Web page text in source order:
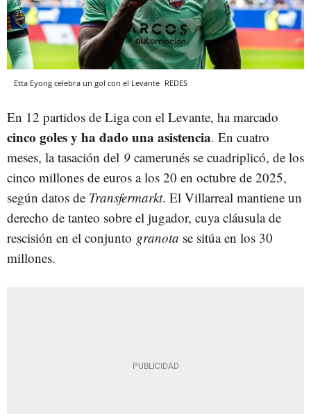
Etta Eyong celebra un gol con el Levante REDES
En 12 partidos de Liga con el Levante, ha marcado
cinco goles y ha dado una asistencia. En cuatro
meses, la tasación del 9 camerunés se cuadriplicó, de los
cinco millones de euros a los 20 en octubre de 2025,
según datos de Transfermarkt. El Villarreal mantiene un
derecho de tanteo sobre el jugador, cuya cláusula de
rescisión en el conjunto granota se sitúa en los 30
millones.